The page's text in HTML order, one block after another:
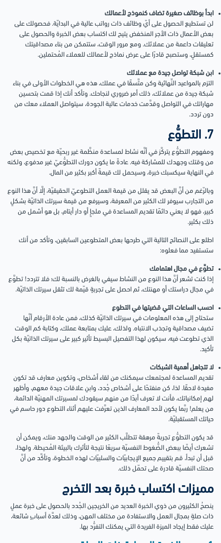
ابدأ بوظائف صغيرة تضاف كنموذج لأعمالك
لن تستطيع الحصول على أيّ وظائف ذات رواتب عالية في البدايّة. فحصولك على
بعض الأعمال ذات الأجر المنخفض يتيح لك اكتساب بعض الخبرة والحصول على
تعليقات داعمة من عملائك. ومع مرور الوقت، ستتمكن من بناء مصداقيتك
كمستقلٍ، وستصبح قادرًا على عرض نماذج لأعمالك للعملاء المُحتملين.
ابن شبكة تواصل جيدة مع عملائك
التزم بالمواعيد النِّهائية وكن متَّسقًا في عملك، هذه هي الخطوات الأولى في بناء
شبكة جيدة من عملائك، ذلك أمر ضروري لنجاحك. وتأكد أنك إذا قمت بتحسين
مهاراتك في التواصل وقدَّمت خدمات عالية الجودة، سيتواصل العملاء معك من
دون تردد.
7. التطوُّع
ومفهوم التطوُّع يتركَّز في أنَّه نشاط لمساعدة منظَّمة غير ربحيّة مع تخصيص بعض
من وقتك وجهدك للمشاركة فيه. عادةً ما يكون دورك التطوُّعيّ غير مدفوع، ولكنه
في النهاية سيكسبك خبرة، وسيحمل لك قيمةً أكبر بكثير من المال.
وبالرّغم من أنَّ البعض قد يقلل من قيمة العمل التطوعيّ الحقيقيّة، إلَّا أنَّ هذا النوع
من التجارب سيوفر لك الكثير من المعرفة، وسيرفع من قيمة سيرتك الذاتيّة بشكلٍ
كبير، فهو لا يعني دائمًا تقديم المساعدة في ملجإٍ أو دار أيتام، بل هو أشمل من
ذلك بكثير.
اطلع على النصائح التالية التي طرحها بعض المتطوعين السابقين، وتأكد من أنك
ستستفيد مما فعلوه:
تطوَّع في مجال اهتمامك
إذا كنت تشعر أنَّ هذا النوع من النشاط سيفي بالغرض بالنسبة لك؛ فلا تتردد! تطوَّع
في مجال دراستك أو مهنتك، ثم احصل على تجربةٍ قيّمة لك تثقل سيرتك الذاتيّة.
احسب الساعات التي قضيتها في التطوع
ستحتاج إلى هذه المعلومات في سيرتك الذاتيّة كذلك، فمن عادة الأرقام أنَّها
تضيف مصداقية وتجذب الانتباه. ولذلك، عليك بمتابعة عملك، وكتابة كم الوقت
الذي تطوعت فيه، سيكون لهذا التفصيل البسيط تأثير كبير على سيرتك الذاتيّة بكل
تأكيد.
لا تتجاهل أهمية الشبكات
تقديم المساعدة لمجتمعك سيمكنك من لقاء أشخاص، وتكوين معارف قد تكون
مفيدة لاحقًا. لذا، كن منفتحًا على أشخاص جُدد، وابنِ علاقات جيدة معهم، وأظهر
لهم إمكانياتك، فأنت لا تعرف أبدًا من منهم سيقودك لمسيرتك المهنيّة الدائمة،
من يعلم! ربَّما يكون لأحد المعارف الذين تعرَّفت عليهم أثناء التطوع دور حاسم في
حياتك المستقبليّة.
قد يكون التطوُّع تجربةً مرهقة تتطلَّب الكثير من الوقت والجهد منك، ويمكن أن
تشعرك أيضًا ببعض الضُّغوط النفسيّة سريعًا نتيجة لتأثرك بالبيئة المُحيطة. ولهذا،
قبل أن تبدأ، قم بتقييم جميع الإيجابيّات والسلبيّات لهذه الخطوة، وتأكَّد من أنَّ
صحتك النفسيّة قادرة على تحمّل ذلك.
مميزات اكتساب خبرة بعد التخرج
ينصحُ الكثيرون من ذوي الخبرة العديد من الخريجين الجُدد بالحصول على خبرة عملٍ
ذات صلةٍ بمجال العمل والاستفادة من مختلف المهن، وذلك لعدَّة أسبابٍ شائعة،
عليك فقط إيجاد الميزة الفريدة التي يمكنك التفرُّد بها.